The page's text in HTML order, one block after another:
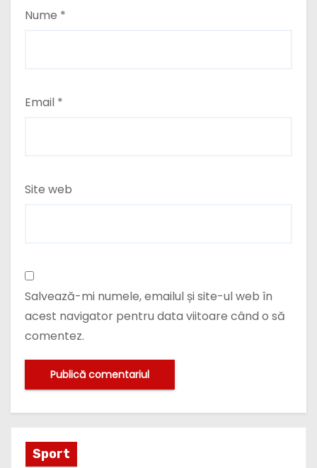
Nume *
Email *
Site web
Salvează-mi numele, emailul și site-ul web în
acest navigator pentru data viitoare când o să
comentez.
Sport